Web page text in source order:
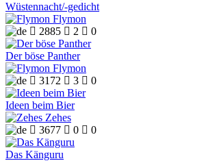
Wüstennacht/-gedicht
Flymon
 2885  2  0
Der böse Panther
Flymon
 3172  3  0
Ideen beim Bier
Zehes
 3677  0  0
Das Känguru